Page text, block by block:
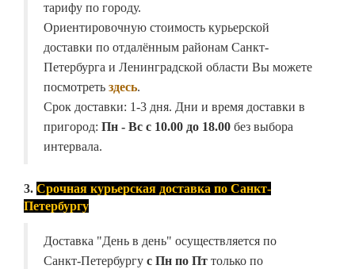
тарифу по городу.
Ориентировочную стоимость курьерской
доставки по отдалённым районам Санкт-
Петербурга и Ленинградской области Вы можете
посмотреть здесь.
Срок доставки: 1-3 дня. Дни и время доставки в
пригород: Пн - Вс с 10.00 до 18.00 без выбора
интервала.
3. Срочная курьерская доставка по Санкт-
Петербургу
Доставка "День в день" осуществляется по
Санкт-Петербургу с Пн по Пт только по